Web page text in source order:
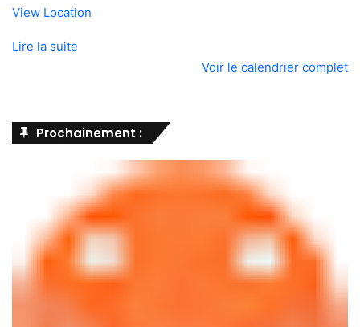
View Location
Lire la suite
Voir le calendrier complet
Prochainement :